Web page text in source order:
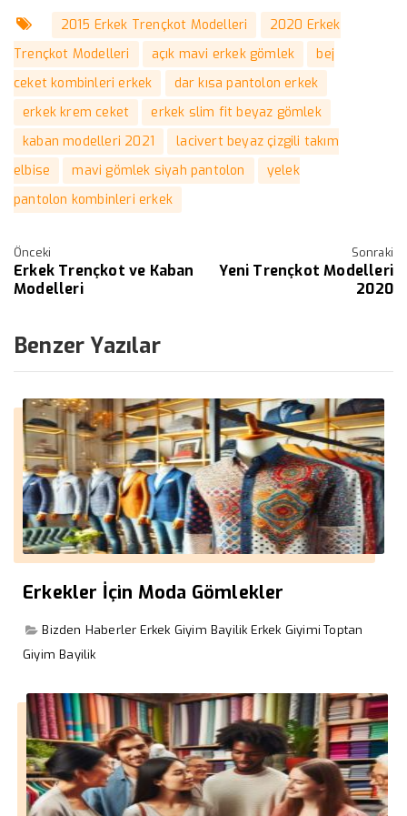
2015 Erkek Trençkot Modelleri
2020 Erkek
Trençkot Modelleri
açık mavi erkek gömlek
bej
ceket kombinleri erkek
dar kısa pantolon erkek
erkek krem ceket
erkek slim fit beyaz gömlek
kaban modelleri 2021
lacivert beyaz çizgili takım
elbise
mavi gömlek siyah pantolon
yelek
pantolon kombinleri erkek
Önceki
Erkek Trençkot ve Kaban
Modelleri
Sonraki
Yeni Trençkot Modelleri
2020
Benzer Yazılar
Erkekler İçin Moda Gömlekler
Bizden Haberler Erkek Giyim Bayilik Erkek Giyimi Toptan
Giyim Bayilik